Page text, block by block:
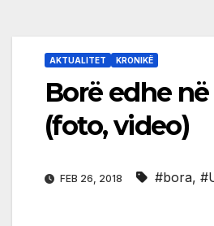
AKTUALITET KRONIKË
Borë edhe
(foto, video)
FEB 26, 2018 #bora,